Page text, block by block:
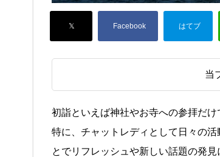
当
初詣といえば神社やお寺への参拝だ
特に、チャットレディとして日々の
とでリフレッシュや新しい話題の発見